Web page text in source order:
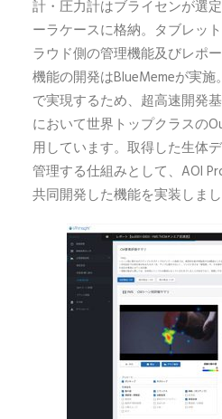
計・圧力計はブライセンが選
ーラケースに格納。タブレッ
ラウド側の管理機能及びレポ
機能の開発はBlueMemeが実
で実現するため、超高速開発
において世界トップクラスの
用しています。取得した生体
管理する仕組みとして、AOI
共同開発した機能を実装しまし